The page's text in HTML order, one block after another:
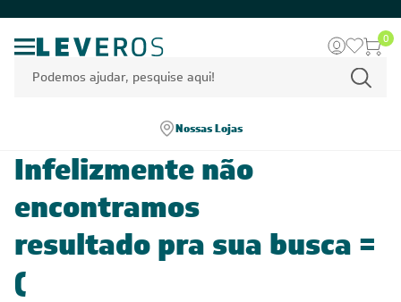
0
Nossas Lojas
Infelizmente não
encontramos
resultado pra sua busca =
(